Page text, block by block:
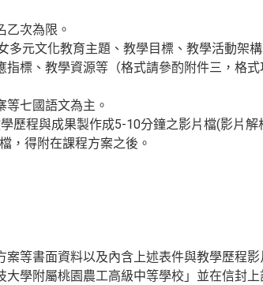
次為限。
多元文化教育主題、教學目標、教學活動架
標、教學資源等（格式請參酌附件三，格式
七國語文為主。
歷程與成果製作成5-10分鐘之影片檔(影片解
，得附在課程方案之後。
等書面資料以及內含上述表件與教學歷程影
學附屬桃園農工高級中等學校」並在信封上